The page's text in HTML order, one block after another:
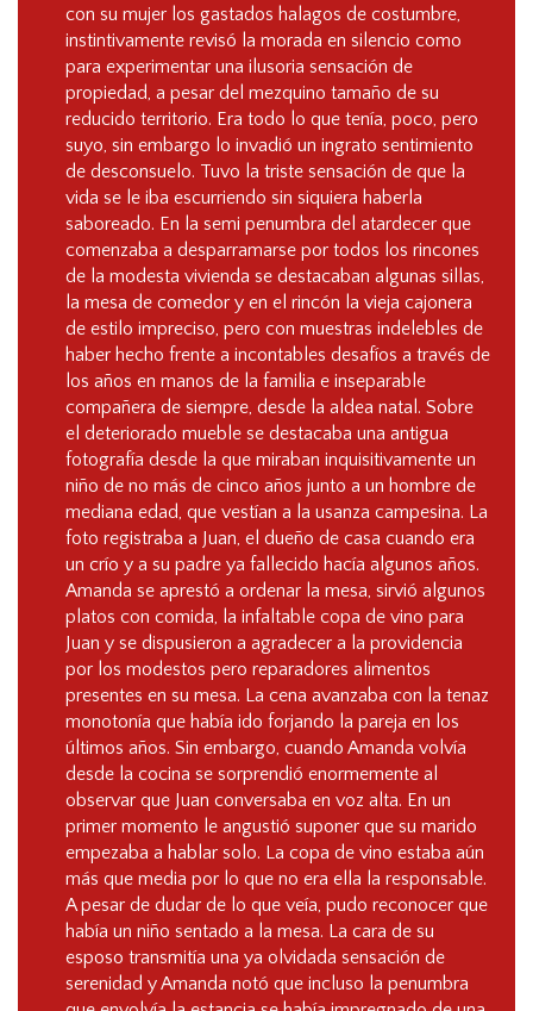
con su mujer los gastados halagos de costumbre,
instintivamente revisó la morada en silencio como
para experimentar una ilusoria sensación de
propiedad, a pesar del mezquino tamaño de su
reducido territorio. Era todo lo que tenía, poco, pero
suyo, sin embargo lo invadió un ingrato sentimiento
de desconsuelo. Tuvo la triste sensación de que la
vida se le iba escurriendo sin siquiera haberla
saboreado. En la semi penumbra del atardecer que
comenzaba a desparramarse por todos los rincones
de la modesta vivienda se destacaban algunas sillas,
la mesa de comedor y en el rincón la vieja cajonera
de estilo impreciso, pero con muestras indelebles de
haber hecho frente a incontables desafíos a través de
los años en manos de la familia e inseparable
compañera de siempre, desde la aldea natal. Sobre
el deteriorado mueble se destacaba una antigua
fotografía desde la que miraban inquisitivamente un
niño de no más de cinco años junto a un hombre de
mediana edad, que vestían a la usanza campesina. La
foto registraba a Juan, el dueño de casa cuando era
un crío y a su padre ya fallecido hacía algunos años.
Amanda se aprestó a ordenar la mesa, sirvió algunos
platos con comida, la infaltable copa de vino para
Juan y se dispusieron a agradecer a la providencia
por los modestos pero reparadores alimentos
presentes en su mesa. La cena avanzaba con la tenaz
monotonía que había ido forjando la pareja en los
últimos años. Sin embargo, cuando Amanda volvía
desde la cocina se sorprendió enormemente al
observar que Juan conversaba en voz alta. En un
primer momento le angustió suponer que su marido
empezaba a hablar solo. La copa de vino estaba aún
más que media por lo que no era ella la responsable.
A pesar de dudar de lo que veía, pudo reconocer que
había un niño sentado a la mesa. La cara de su
esposo transmitía una ya olvidada sensación de
serenidad y Amanda notó que incluso la penumbra